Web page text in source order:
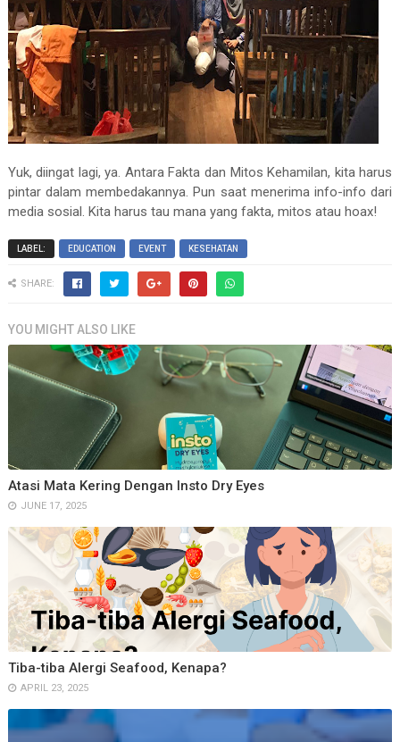
Yuk, diingat lagi, ya. Antara Fakta dan Mitos Kehamilan, kita harus
pintar dalam membedakannya. Pun saat menerima info-info dari
media sosial. Kita harus tau mana yang fakta, mitos atau hoax!
LABEL: EDUCATION EVENT KESEHATAN
SHARE:
YOU MIGHT ALSO LIKE
Atasi Mata Kering Dengan Insto Dry Eyes
JUNE 17, 2025
Tiba-tiba Alergi Seafood, Kenapa?
APRIL 23, 2025